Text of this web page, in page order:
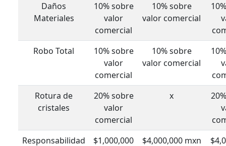
Daños
Materiales
10% sobre
valor
comercial
10% sobre
valor comercial
Robo Total
10% sobre
valor
comercial
10% sobre
valor comercial
Rotura de
cristales
20% sobre
valor
comercial
x
Responsabilidad
$1,000,000
$4,000,000 mxn